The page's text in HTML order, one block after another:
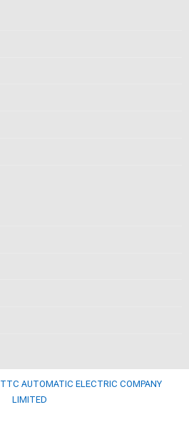
TTC AUTOMATIC ELECTRIC COMPANY
LIMITED